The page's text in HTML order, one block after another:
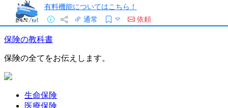
有料機能についてはこちら！
通常
依頼